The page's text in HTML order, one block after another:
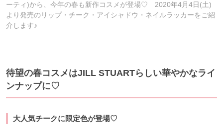
ーティ)から、今年の春も新作コスメが登場♡ 2020年4月4日(土)
より発売のリップ・チーク・アイシャドウ・ネイルラッカーをご紹
介します♪
待望の春コスメはJILL STUARTらしい華やかなライ
ンナップに♡
大人気チークに限定色が登場♡